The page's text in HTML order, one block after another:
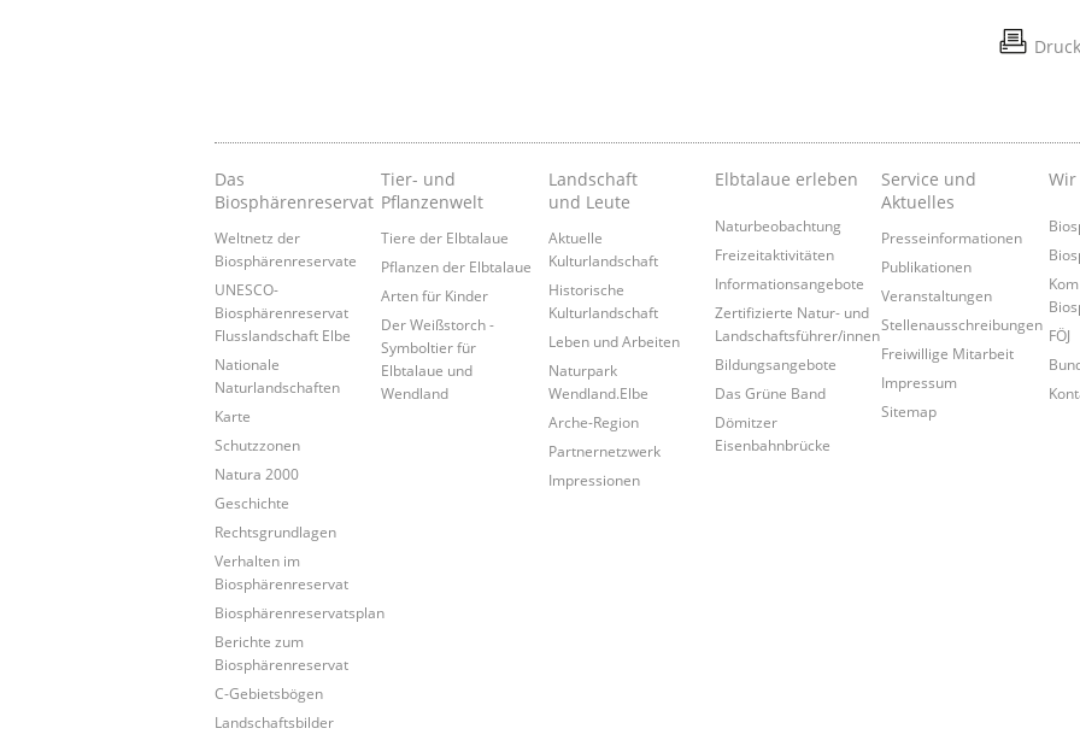
Das
Biosphärenreservat
Weltnetz der
Biosphärenreservate
UNESCO-
Biosphärenreservat
Flusslandschaft Elbe
Nationale
Naturlandschaften
Karte
Schutzzonen
Natura 2000
Geschichte
Rechtsgrundlagen
Verhalten im
Biosphärenreservat
Biosphärenreservatsplan
Berichte zum
Biosphärenreservat
C-Gebietsbögen
Landschaftsbilder
Tier- und
Pflanzenwelt
Tiere der Elbtalaue
Pflanzen der Elbtalaue
Arten für Kinder
Der Weißstorch -
Symboltier für
Elbtalaue und
Wendland
Landschaft
und Leute
Aktuelle
Kulturlandschaft
Historische
Kulturlandschaft
Leben und Arbeiten
Naturpark
Wendland.Elbe
Arche-Region
Partnernetzwerk
Impressionen
Elbtalaue erleben
Naturbeobachtung
Freizeitaktivitäten
Informationsangebote
Zertifizierte Natur- und
Landschaftsführer/innen
Bildungsangebote
Das Grüne Band
Dömitzer
Eisenbahnbrücke
Service und
Aktuelles
Presseinformationen
Publikationen
Veranstaltungen
Stellenausschreibungen
Freiwillige Mitarbeit
Impressum
Sitemap
FÖJ